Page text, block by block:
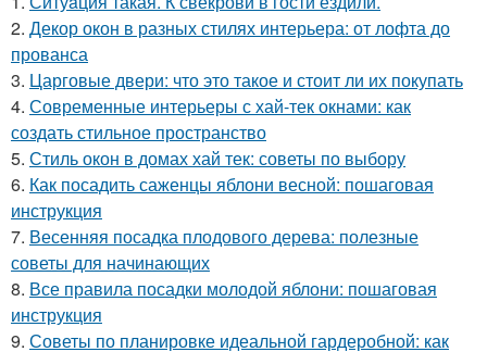
2. Декор окон в разных стилях интерьера: от лофта до
прованса
3. Царговые двери: что это такое и стоит ли их покупать
4. Современные интерьеры с хай-тек окнами: как
создать стильное пространство
5. Стиль окон в домах хай тек: советы по выбору
6. Как посадить саженцы яблони весной: пошаговая
инструкция
7. Весенняя посадка плодового дерева: полезные
советы для начинающих
8. Все правила посадки молодой яблони: пошаговая
инструкция
9. Советы по планировке идеальной гардеробной: как